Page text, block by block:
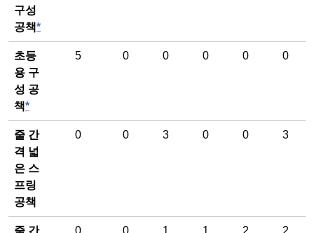
구성
공책*
초등
용 구
성 공
책*
5 0 0 0 0 0
줄 간
격 넓
은 스
프링
공책
0 0 3 0 0 3
줄 간 0 0 1 1 2 2